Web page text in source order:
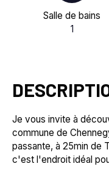
Salle de bains
1
Je vous invite à
commune de
passante, à 25min de
c'est l'endroit idéal